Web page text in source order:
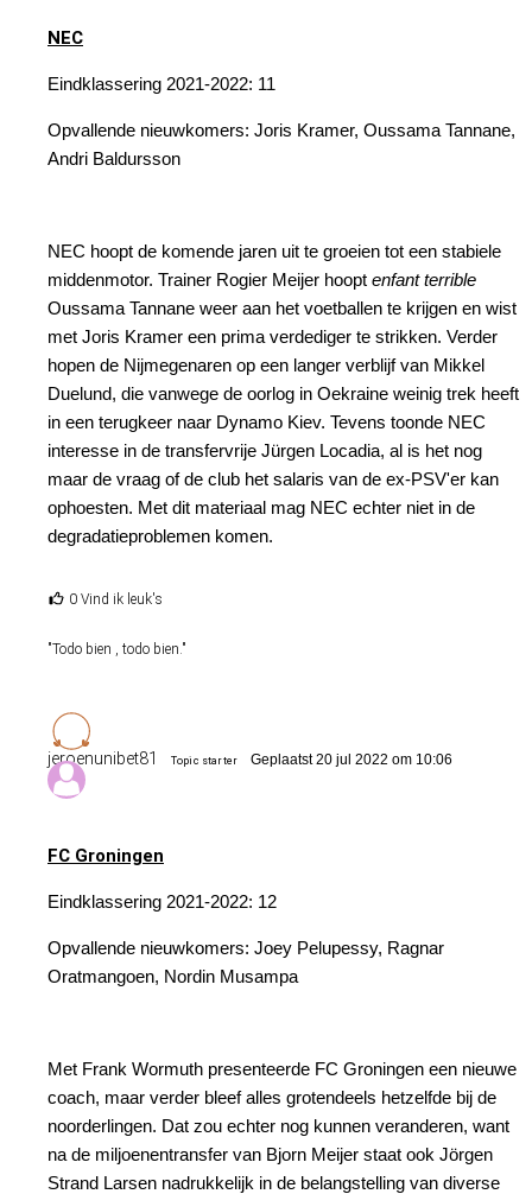
NEC
Eindklassering 2021-2022: 11
Opvallende nieuwkomers: Joris Kramer, Oussama Tannane,
Andri Baldursson
NEC hoopt de komende jaren uit te groeien tot een stabiele
middenmotor. Trainer Rogier Meijer hoopt enfant terrible
Oussama Tannane weer aan het voetballen te krijgen en wist
met Joris Kramer een prima verdediger te strikken. Verder
hopen de Nijmegenaren op een langer verblijf van Mikkel
Duelund, die vanwege de oorlog in Oekraine weinig trek heeft
in een terugkeer naar Dynamo Kiev. Tevens toonde NEC
interesse in de transfervrije Jürgen Locadia, al is het nog
maar de vraag of de club het salaris van de ex-PSV'er kan
ophoesten. Met dit materiaal mag NEC echter niet in de
degradatieproblemen komen.
0 Vind ik leuk's
"Todo bien , todo bien."
jeroenunibet81 Topic starter Geplaatst 20 jul 2022 om 10:06
FC Groningen
Eindklassering 2021-2022: 12
Opvallende nieuwkomers: Joey Pelupessy, Ragnar
Oratmangoen, Nordin Musampa
Met Frank Wormuth presenteerde FC Groningen een nieuwe
coach, maar verder bleef alles grotendeels hetzelfde bij de
noorderlingen. Dat zou echter nog kunnen veranderen, want
na de miljoenentransfer van Bjorn Meijer staat ook Jörgen
Strand Larsen nadrukkelijk in de belangstelling van diverse